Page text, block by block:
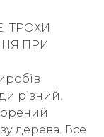
ТРОХИ
ПРИ
різний.
дерева. Все